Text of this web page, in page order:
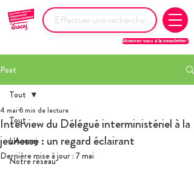
Abonnez-vous à la newsletter !
Post
Tout
L'Anacej
Notre réseau
Tout
Interview du Délégué interministériel à la
jeunesse : un regard éclairant
4 mai 6 min de lecture
Dernière mise à jour : 7 mai